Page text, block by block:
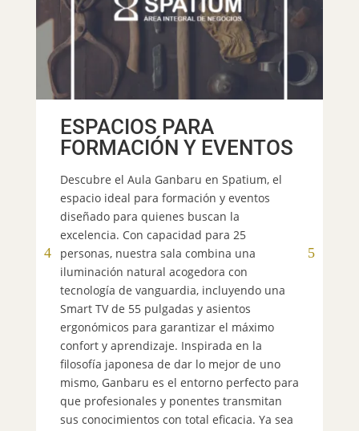
ESPACIOS PARA
FORMACIÓN Y EVENTOS
Descubre el Aula Ganbaru en Spatium, el
espacio ideal para formación y eventos
diseñado para quienes buscan la
excelencia. Con capacidad para 25
personas, nuestra sala combina una
iluminación natural acogedora con
tecnología de vanguardia, incluyendo una
Smart TV de 55 pulgadas y asientos
ergonómicos para garantizar el máximo
confort y aprendizaje. Inspirada en la
filosofía japonesa de dar lo mejor de uno
mismo, Ganbaru es el entorno perfecto para
que profesionales y ponentes transmitan
sus conocimientos con total eficacia. Ya sea